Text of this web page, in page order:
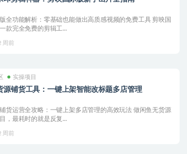
全功能解析：零基础也能做出高质感视频的免费工具 剪映国
款完全免费的剪辑工...
周前
实操项目
源铺货工具：一键上架智能改标题多店管理
货运营全攻略：一键上架多店管理的高效玩法 做闲鱼无货源
，最耗时的就是反复...
周前